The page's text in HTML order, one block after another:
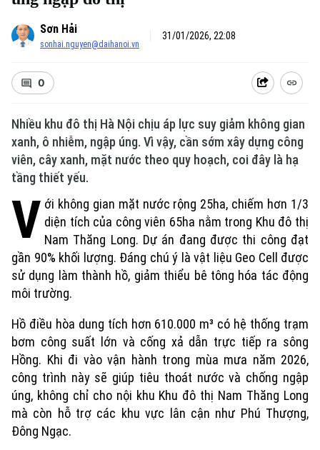
Sơn Hải
sonhai.nguyen@daihanoi.vn
31/01/2026, 22:08
0
Nhiều khu đô thị Hà Nội chịu áp lực suy giảm không gian
xanh, ô nhiễm, ngập úng. Vì vậy, cần sớm xây dựng công
viên, cây xanh, mặt nước theo quy hoạch, coi đây là hạ
tầng thiết yếu.
V ới không gian mặt nước rộng 25ha, chiếm hơn 1/3
diện tích của công viên 65ha nằm trong Khu đô thị
Nam Thăng Long. Dự án đang được thi công đạt
gần 90% khối lượng. Đáng chú ý là vật liệu Geo Cell được
sử dụng làm thành hồ, giảm thiểu bê tông hóa tác động
môi trường.
Hồ điều hòa dung tích hơn 610.000 m³ có hệ thống trạm
bơm công suất lớn và cống xả dẫn trực tiếp ra sông
Hồng. Khi đi vào vận hành trong mùa mưa năm 2026,
công trình này sẽ giúp tiêu thoát nước và chống ngập
úng, không chỉ cho nội khu Khu đô thị Nam Thăng Long
mà còn hỗ trợ các khu vực lân cận như Phú Thượng,
Đông Ngạc.